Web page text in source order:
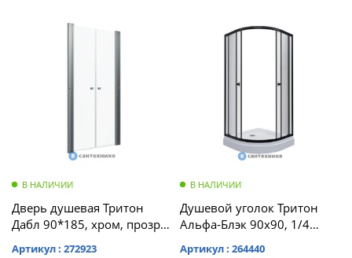
В НАЛИЧИИ
Дверь душевая Тритон
Дабл 90*185, хром, прозр.
Артикул : 272923
В НАЛИЧИИ
Душевой уголок Тритон
Альфа-Блэк 90х90, 1/4
Артикул : 264440